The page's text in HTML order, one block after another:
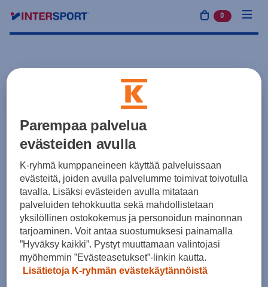
0 tuotetta
Parempaa palvelua
evästeiden avulla
K-ryhmä kumppaneineen käyttää palveluissaan
evästeitä, joiden avulla palvelumme toimivat toivotulla
tavalla. Lisäksi evästeiden avulla mitataan
palveluiden tehokkuutta sekä mahdollistetaan
yksilöllinen ostokokemus ja personoidun mainonnan
tarjoaminen. Voit antaa suostumuksesi painamalla
”Hyväksy kaikki”. Pystyt muuttamaan valintojasi
myöhemmin ”Evästeasetukset”-linkin kautta.
Lisätietoja K-ryhmän evästekäytännöistä